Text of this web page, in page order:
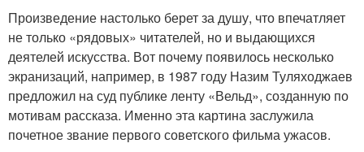
Произведение настолько берет за душу, что впечатляет
не только «рядовых» читателей, но и выдающихся
деятелей искусства. Вот почему появилось несколько
экранизаций, например, в 1987 году Назим Туляходжаев
предложил на суд публике ленту «Вельд», созданную по
мотивам рассказа. Именно эта картина заслужила
почетное звание первого советского фильма ужасов.